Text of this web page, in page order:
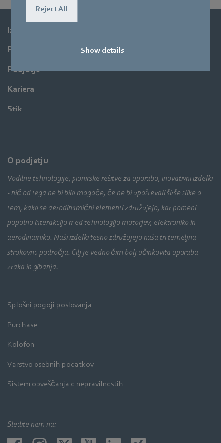
Reject All
Show details
Izdelki
Panoge
Podjetje
Kariera
Stik
O podjetju
Vodilne tehnologije, pionirske rešitve za uporabo, inovativni izdelki
- nič od tega ne bi bilo mogoče, če ne bi upoštevali širše slike o
tem, kako se aerodinamični elementi združujejo, kar pomeni
popolno interakcijo med tehnologijo motorjev, elektroniko in
aerodinamiko. Naši izdelki tesno združujejo naša tri temeljna
strokovna področja. Cilj je vedno čim bolj učinkovita uporaba
zraka in gibanja.
Splošni pogoji poslovanja
Purchase
Kolofon
Varstvo osebnih podatkov
Sistem obveščanja o nepravilnostih
Sledite nam na: